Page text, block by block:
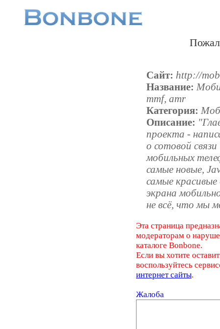
Сайт: http://
Название:
mmf, amr
Категория:
Описание:
проекта -
о сотовой связи
мобильных
самые новые,
самые
экрана
не всё, что мы
Эта страница
модераторам о
каталоге Bonbone.
Если вы хотите
воспользуйтесь
интернет сайты.
Жалоба